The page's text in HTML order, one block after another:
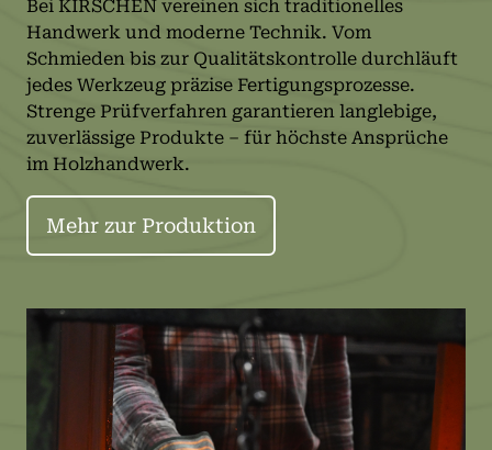
Bei KIRSCHEN vereinen sich traditionelles
Handwerk und moderne Technik. Vom
Schmieden bis zur Qualitätskontrolle durchläuft
jedes Werkzeug präzise Fertigungsprozesse.
Strenge Prüfverfahren garantieren langlebige,
zuverlässige Produkte – für höchste Ansprüche
im Holzhandwerk.
Mehr zur Produktion